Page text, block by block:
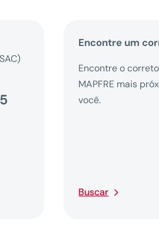
Encontre um
Encontre o
MAPFRE mais
você.
Buscar